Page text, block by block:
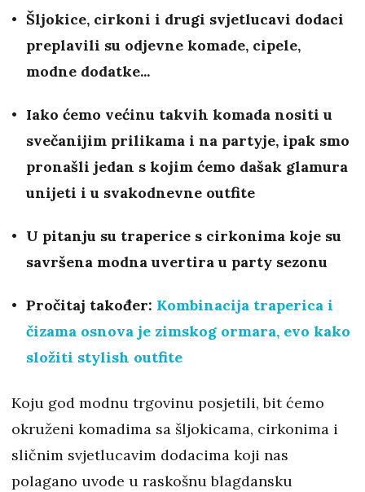
Šljokice, cirkoni i drugi svjetlucavi dodaci
preplavili su odjevne komade, cipele,
modne dodatke...
Iako ćemo većinu takvih komada nositi u
svečanijim prilikama i na partyje, ipak smo
pronašli jedan s kojim ćemo dašak glamura
unijeti i u svakodnevne outfite
U pitanju su traperice s cirkonima koje su
savršena modna uvertira u party sezonu
Pročitaj također: Kombinacija traperica i
čizama osnova je zimskog ormara, evo kako
složiti stylish outfite
Koju god modnu trgovinu posjetili, bit ćemo
okruženi komadima sa šljokicama, cirkonima i
sličnim svjetlucavim dodacima koji nas
polagano uvode u raskošnu blagdansku